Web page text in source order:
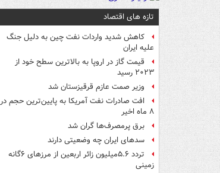
تازه های اقتصاد
کاهش شدید واردات نفت چین به دلیل جنگ
علیه ایران
قیمت گاز در اروپا به بالاترین سطح خود از
۲۰۲۳ رسید
وزیر صمت عازم قرقیزستان شد
افت صادرات نفت آمریکا به پایین‌ترین حجم در
۸ ماه اخیر
برق پرمصرف‌ها گران شد
سدهای ایران چه وضعیتی دارند
تردد ۵.۶میلیون زائر اربعین از مرزهای ۶گانه
زمینی